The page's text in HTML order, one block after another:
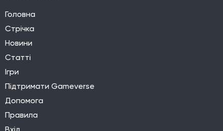
Головна
Стрічка
Новини
Статті
Ігри
Підтримати Gameverse
Допомога
Правила
Вхід